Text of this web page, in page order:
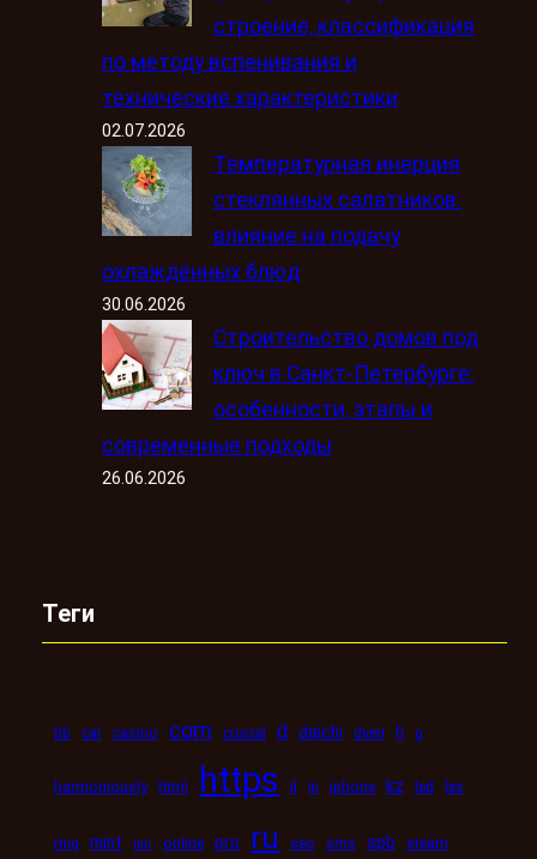
строение, классификация
по методу вспенивания и
технические характеристики
02.07.2026
Температурная инерция
стеклянных салатников:
влияние на подачу
охлаждённых блюд
30.06.2026
Строительство домов под
ключ в Санкт-Петербурге:
особенности, этапы и
современные подходы
26.06.2026
Теги
bb car casino com crucial d daichi dveri fi g
harmoniously html https ii iii iphone kz led les
mig mint mir online pro ru seo sms spb steam